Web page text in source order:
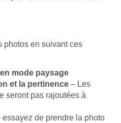
photos en suivant ces
mode paysage
et la pertinence – Les
seront pas rajoutées à
essayez de prendre la photo